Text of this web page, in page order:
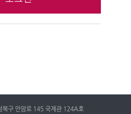
북구 안암로 145 국제관 124A호